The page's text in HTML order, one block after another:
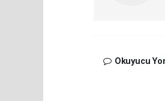
Okuyucu